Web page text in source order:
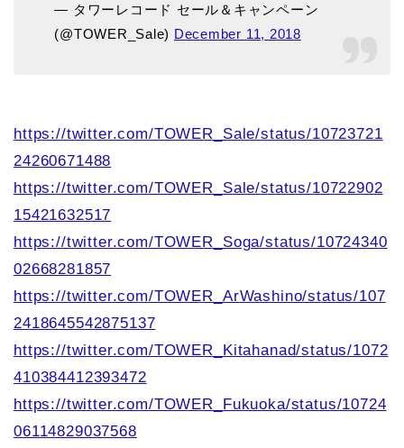
— タワーレコード セール＆キャンペーン
(@TOWER_Sale) December 11, 2018
https://twitter.com/TOWER_Sale/status/10723721
24260671488
https://twitter.com/TOWER_Sale/status/10722902
15421632517
https://twitter.com/TOWER_Soga/status/10724340
02668281857
https://twitter.com/TOWER_ArWashino/status/107
2418645542875137
https://twitter.com/TOWER_Kitahanad/status/1072
410384412393472
https://twitter.com/TOWER_Fukuoka/status/10724
06114829037568